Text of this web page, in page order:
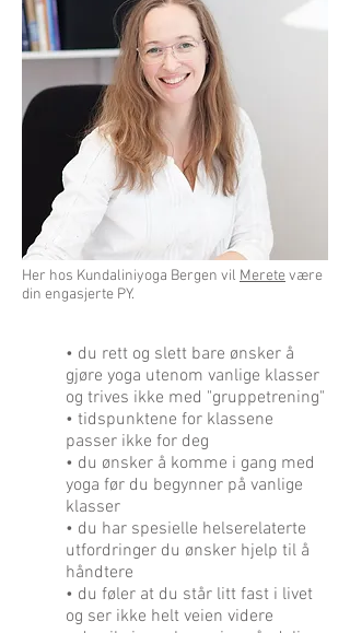
Her hos Kundaliniyoga Bergen vil Meretevære
din engasjerte PY.
• du rett og slett bare ønsker å
gjøre yoga utenom vanlige klasser
og trives ikke med "gruppetrening"
• tidspunktene for klassene
passer ikke for deg
• du ønsker å komme i gang med
yoga før du begynner på vanlige
klasser
• du har spesielle helserelaterte
utfordringer du ønsker hjelp til å
håndtere
• du føler at du står litt fast i livet
og ser ikke helt veien videre